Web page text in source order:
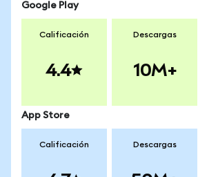
Google Play
Calificación
4.4
Descargas
10M+
App Store
Calificación Descargas